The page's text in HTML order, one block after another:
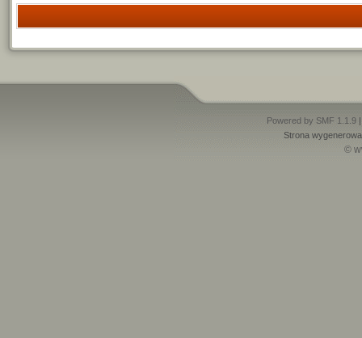
Powered by SMF 1.1.9
Strona
©